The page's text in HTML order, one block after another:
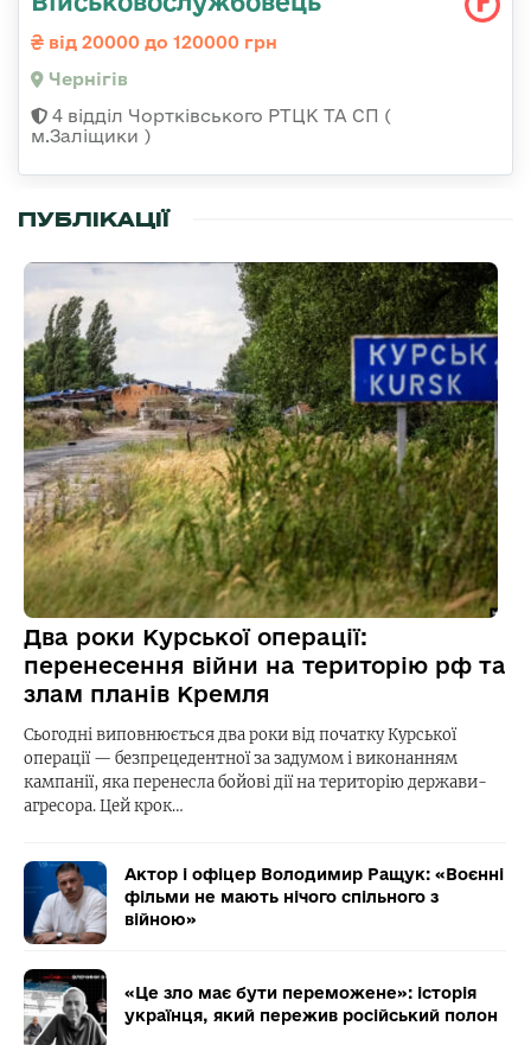
від 20000 до 120000 грн
Чернігів
4 відділ Чортківського РТЦК ТА СП (
м.Заліщики )
ПУБЛІКАЦІЇ
Два роки Курської операції:
перенесення війни на територію рф та
злам планів Кремля
Сьогодні виповнюється два роки від початку Курської
операції — безпрецедентної за задумом і виконанням
кампанії, яка перенесла бойові дії на територію держави-
агресора. Цей крок…
Актор і офіцер Володимир Ращук: «Воєнні
фільми не мають нічого спільного з
війною»
«Це зло має бути переможене»: історія
українця, який пережив російський полон